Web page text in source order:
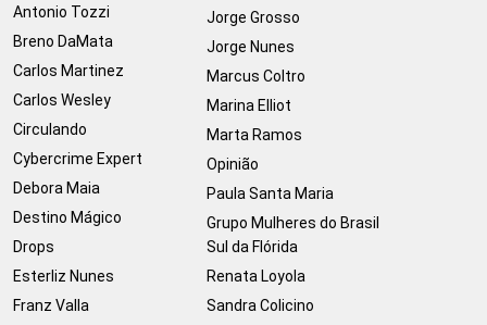
Antonio Tozzi
Breno DaMata
Carlos Martinez
Carlos Wesley
Circulando
Cybercrime Expert
Debora Maia
Destino Mágico
Drops
Esterliz Nunes
Franz Valla
Jorge Grosso
Jorge Nunes
Marcus Coltro
Marina Elliot
Marta Ramos
Opinião
Paula Santa Maria
Grupo Mulheres do Brasil
Sul da Flórida
Renata Loyola
Sandra Colicino